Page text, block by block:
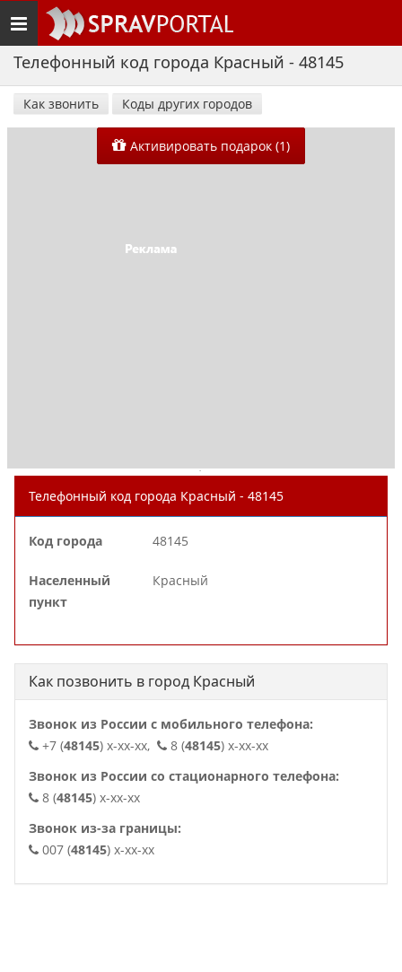
Toggle
navigation
Телефонный код города Красный - 48145
Как звонить Коды других городов
Активировать подарок (1)
.
Телефонный код города Красный - 48145
Код города 48145
Населенный
пункт
Красный
Как позвонить в город Красный
Звонок из России с мобильного телефона:
+7 (48145) x-xx-xx, 8 (48145) x-xx-xx
Звонок из России со стационарного телефона:
8 (48145) x-xx-xx
Звонок из-за границы:
007 (48145) x-xx-xx